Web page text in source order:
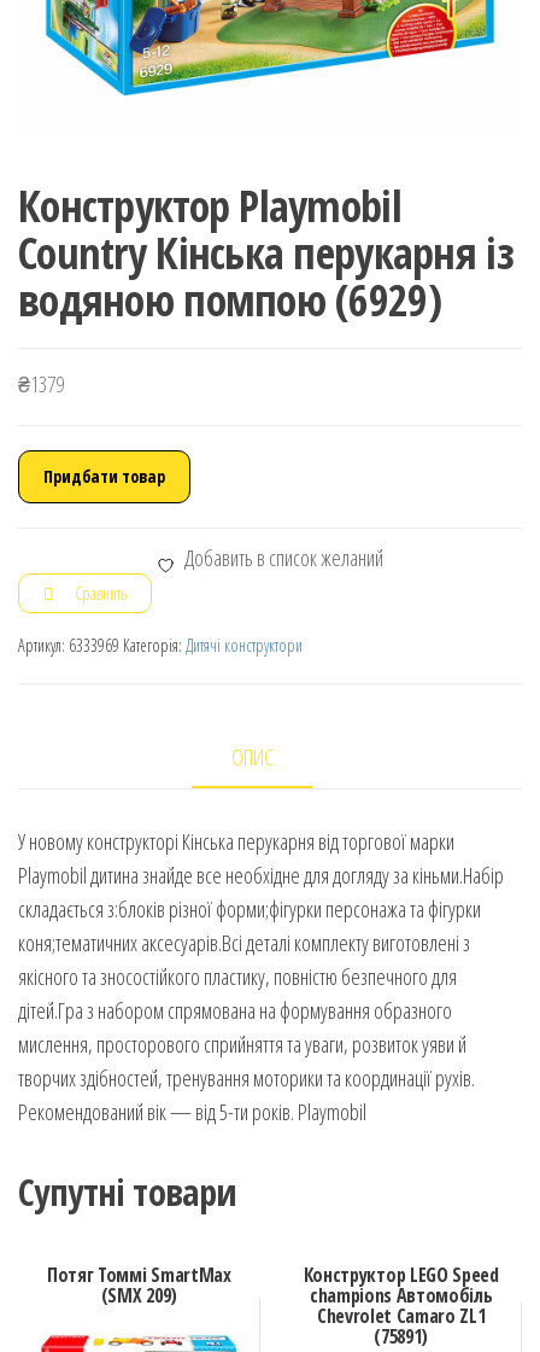
Конструктор Playmobil
Country Кінська перукарня із
водяною помпою (6929)
₴1379
Придбати товар
Добавить в список желаний
Сравнить
Артикул: 6333969 Категорія: Дитячі конструктори
ОПИС
У новому конструкторі Кінська перукарня від торгової марки
Playmobil дитина знайде все необхідне для догляду за кіньми.Набір
складається з:блоків різної форми;фігурки персонажа та фігурки
коня;тематичних аксесуарів.Всі деталі комплекту виготовлені з
якісного та зносостійкого пластику, повністю безпечного для
дітей.Гра з набором спрямована на формування образного
мислення, просторового сприйняття та уваги, розвиток уяви й
творчих здібностей, тренування моторики та координації рухів.
Рекомендований вік — від 5-ти років. Playmobil
Супутні товари
Потяг Томмі SmartМax
(SMX 209)
Конструктор LEGO Speed
champions Автомобіль
Chevrolet Camaro ZL1
(75891)